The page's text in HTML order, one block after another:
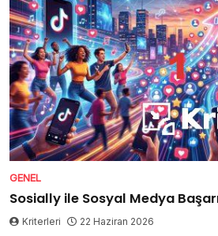
GENEL
Sosially ile Sosyal Medya
Kriterleri 22 Haziran 2026